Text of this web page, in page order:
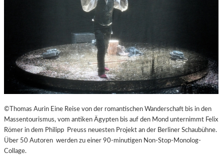
©Thomas Aurin Eine Reise von der romantischen Wanderschaft bis in den
Massentourismus, vom antiken Ägypten bis auf den Mond unternimmt Felix
Römer in dem Philipp Preuss neuesten Projekt an der Berliner Schaubühne.
Über 50 Autoren werden zu einer 90-minutigen Non-Stop-Monolog-
Collage.